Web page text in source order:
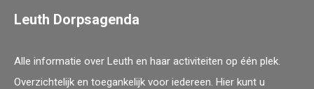
Leuth Dorpsagenda
Alle informatie over Leuth en haar activiteiten op één plek.
Overzichtelijk en toegankelijk voor iedereen. Hier kunt u